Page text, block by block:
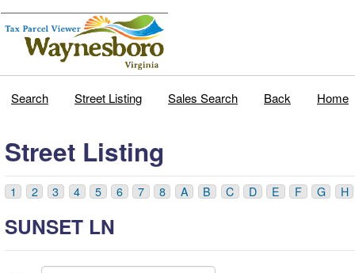
Search Street Listing Sales Search Back Home
Street Listing
1 2 3 4 5 6 7 8 A B C D E F G H
SUNSET LN